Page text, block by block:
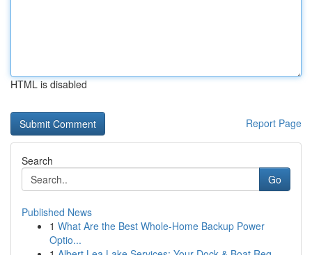
HTML is disabled
Report Page
Search
Go
Published News
1 What Are the Best Whole-Home Backup Power
Optio...